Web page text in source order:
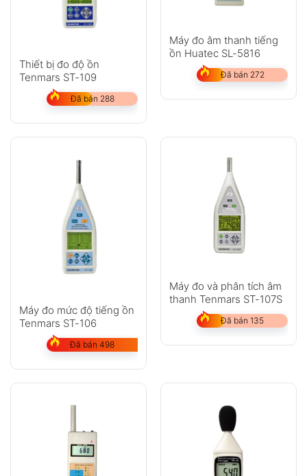
Thiết bị đo độ ồn
Tenmars ST-109
Đã bán 288
Máy đo âm thanh tiếng
ồn Huatec SL-5816
Đã bán 272
Máy đo mức độ tiếng ồn
Tenmars ST-106
Đã bán 498
Máy đo và phân tích âm
thanh Tenmars ST-107S
Đã bán 135